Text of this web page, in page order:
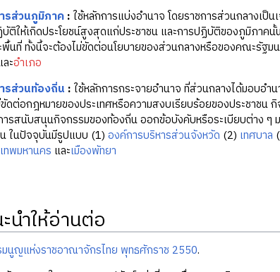
รส่วนภูมิภาค: ใช้หลักการแบ่งอำนาจ โดยราชการส่วนกลางเ
ติให้เกิดประโยชน์สูงสุดแก่ประชาชน และการปฏิบัติของภูมิภาค
นที่ ทั้งนี้จะต้องไม่ขัดต่อนโยบายของส่วนกลางหรือของคณะรัฐ
ะอำเภอ
รส่วนท้องถิ่น : ใช้หลักการกระจายอำนาจ ที่ส่วนกลางได้มอบอำ
ดต่อกฎหมายของประเทศหรือความสงบเรียบร้อยของประชาช
รสนับสนุนกิจกรรมของท้องถิ่น ออกข้อบังคับหรือระเบียบต่าง ๆ
ในปัจจุบันมีรูปแบบ (1) องค์การบริหารส่วนจังหวัด (2) เทศบาล
ทพมหานคร และเมืองพัทยา
นำให้อ่านต่อ
นูญแห่งราชอาณาจักรไทย พุทธศักราช 2550.